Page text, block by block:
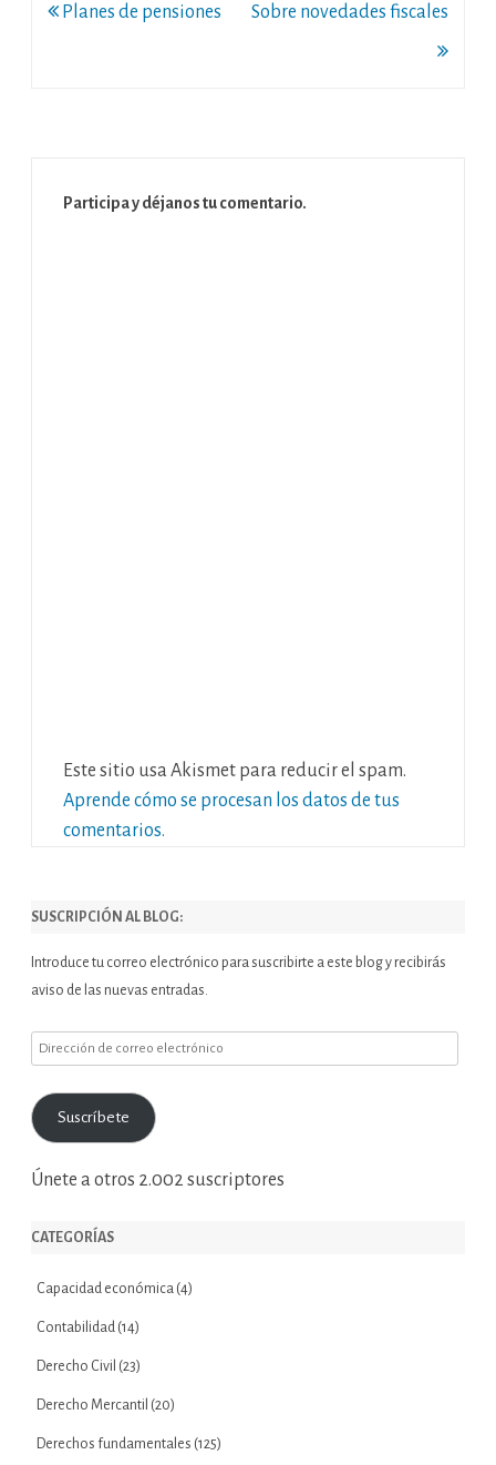
Navegación
Planes de pensiones Sobre novedades fiscales
Participa y déjanos tu comentario.
Este sitio usa Akismet para reducir el spam.
Aprende cómo se procesan los datos de tus
comentarios.
SUSCRIPCIÓN AL BLOG:
Introduce tu correo electrónico para suscribirte a este blog y recibirás
aviso de las nuevas entradas.
Dirección
de
correo
electrónico
Suscríbete
Únete a otros 2.002 suscriptores
CATEGORÍAS
Capacidad económica (4)
Contabilidad (14)
Derecho Civil (23)
Derecho Mercantil (20)
Derechos fundamentales (125)